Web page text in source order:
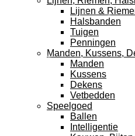
Lijnen &
Halsbanden
Tuigen
Penningen
Manden, Kussens,
Manden
Kussens
Dekens
Vetbedden
Speelgoed
Ballen
Intelligentie